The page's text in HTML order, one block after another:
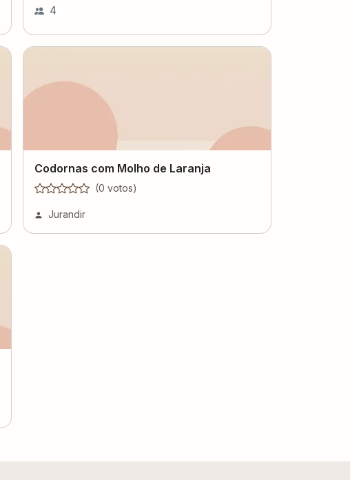
4
Codornas com Molho de Laranja
(0 votos)
Jurandir